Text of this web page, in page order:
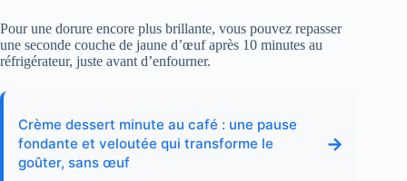
Pour une dorure encore plus brillante, vous pouvez repasser
une seconde couche de jaune d’œuf après 10 minutes au
réfrigérateur, juste avant d’enfourner.
Crème dessert minute au café : une pause
fondante et veloutée qui transforme le
goûter, sans œuf
→